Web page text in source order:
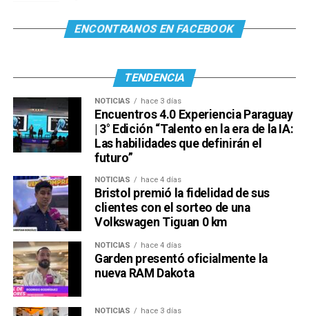
ENCONTRANOS EN FACEBOOK
TENDENCIA
NOTICIAS hace 3 días
Encuentros 4.0 Experiencia Paraguay
| 3° Edición “Talento en la era de la IA:
Las habilidades que definirán el
futuro”
NOTICIAS hace 4 días
Bristol premió la fidelidad de sus
clientes con el sorteo de una
Volkswagen Tiguan 0 km
NOTICIAS hace 4 días
Garden presentó oficialmente la
nueva RAM Dakota
NOTICIAS hace 3 días